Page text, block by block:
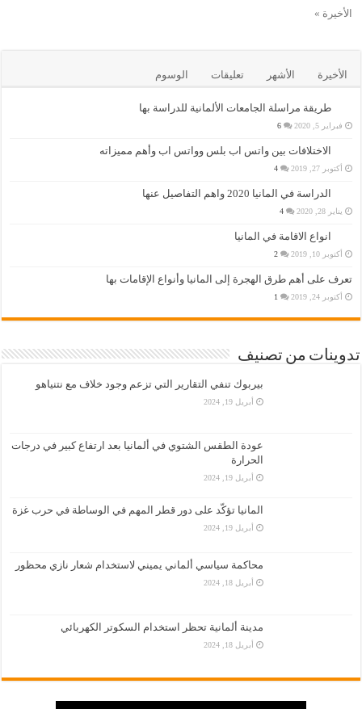
الأخيرة »
الأخيرة الأشهر تعليقات الوسوم
طريقة مراسلة الجامعات الألمانية للدراسة بها
فبراير 5, 2020 6
الاختلافات بين واتس اب بلس وواتس اب وأهم مميزاته
أكتوبر 27, 2019 4
الدراسة في المانيا 2020 واهم التفاصيل عنها
يناير 28, 2020 4
انواع الاقامة في المانيا
أكتوبر 10, 2019 2
تعرف على أهم طرق الهجرة إلى المانيا وأنواع الإقامات بها
أكتوبر 24, 2019 1
تدوينات من تصنيف
بيربوك تنفي التقارير التي تزعم وجود خلاف مع نتنياهو
أبريل 19, 2024
عودة الطقس الشتوي في ألمانيا بعد ارتفاع كبير في درجات
الحرارة
أبريل 19, 2024
المانيا تؤكّد على دور قطر المهم في الوساطة في حرب غزة
أبريل 19, 2024
محاكمة سياسي ألماني يميني لاستخدام شعار نازي محظور
أبريل 18, 2024
مدينة ألمانية تحظر استخدام السكوتر الكهربائي
أبريل 18, 2024